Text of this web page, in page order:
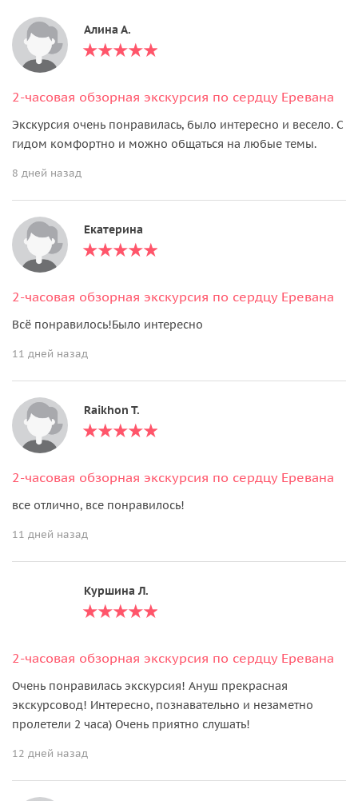
Алина А.
2-часовая обзорная экскурсия по сердцу Еревана
Экскурсия очень понравилась, было интересно и весело. С
гидом комфортно и можно общаться на любые темы.
8 дней назад
Екатерина
2-часовая обзорная экскурсия по сердцу Еревана
Всё понравилось!Было интересно
11 дней назад
Raikhon T.
2-часовая обзорная экскурсия по сердцу Еревана
все отлично, все понравилось!
11 дней назад
Куршина Л.
2-часовая обзорная экскурсия по сердцу Еревана
Очень понравилась экскурсия! Ануш прекрасная
экскурсовод! Интересно, познавательно и незаметно
пролетели 2 часа) Очень приятно слушать!
12 дней назад